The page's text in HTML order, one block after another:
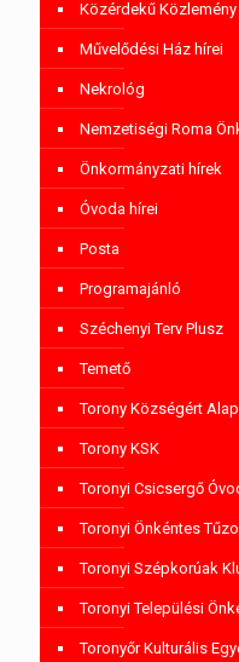
Közérdekű Közlemény
Művelődési Ház hírei
Nekrológ
Nemzetiségi Roma
Önkormányzati hírek
Óvoda hírei
Posta
Programajánló
Széchenyi Terv Plusz
Temető
Torony Községért
Torony KSK
Toronyi Csicsergő
Toronyi Önkéntes
Toronyi Szépkorúak
Toronyi Települési
Toronyőr Kulturális